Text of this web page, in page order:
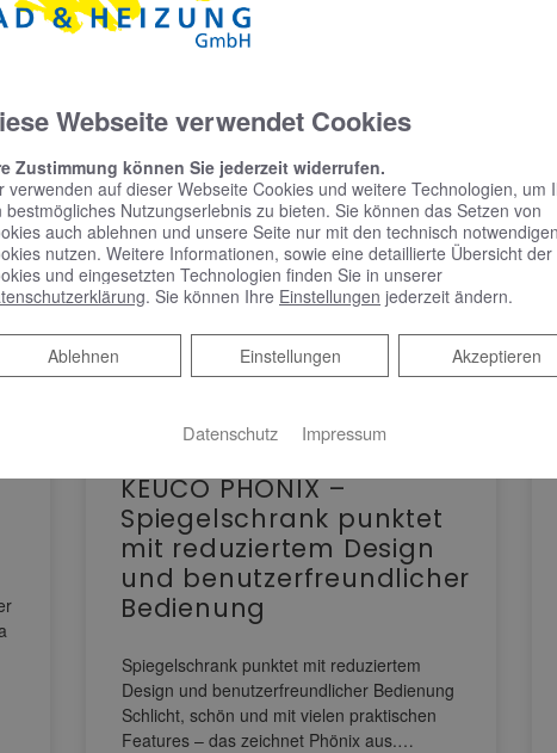
KEUCO PHÖNIX –
Spiegelschrank punktet
mit reduziertem Design
und benutzerfreundlicher
Bedienung
Spiegelschrank punktet mit reduziertem
Design und benutzerfreundlicher Bedienung
Schlicht, schön und mit vielen praktischen
Features – das zeichnet Phönix aus.…
Webseite verwendet Cookies
Zustimmung können Sie jederzeit widerrufen.
verwenden auf dieser Webseite Cookies und weitere Technologien, um
bestmögliches Nutzungserlebnis zu bieten. Sie können das Setzen von
auch ablehnen und unsere Seite nur mit den technisch notwendigen
nutzen. Weitere Informationen, sowie eine detaillierte Übersicht der
und eingesetzten Technologien finden Sie in unserer
. Sie können Ihre Einstellungen jederzeit ändern.
Akzeptieren
Einstellungen
Ablehnen
Ablehnen
Datenschutz Impressum